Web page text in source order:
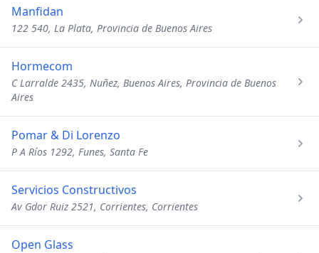
Manfidan
122 540, La Plata, Provincia de Buenos Aires
Hormecom
C Larralde 2435, Nuñez, Buenos Aires, Provincia de Buenos
Aires
Pomar & Di Lorenzo
P A Ríos 1292, Funes, Santa Fe
Servicios Constructivos
Av Gdor Ruiz 2521, Corrientes, Corrientes
Open Glass